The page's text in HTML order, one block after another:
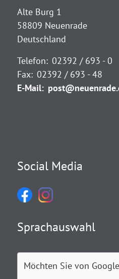
Alte Burg 1
58809 Neuenrade
Deutschland
Telefon: 02392 / 693 - 0
Fax: 02392 / 693 - 48
E-Mail:
Social Media
Sprachauswahl
Möchten Sie von